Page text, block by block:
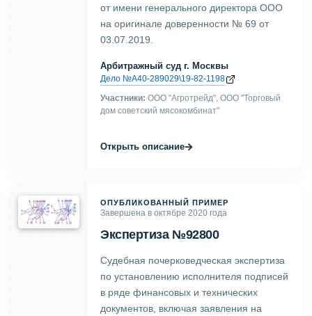
от имени генерального директора ООО
на оригинале доверенности № 69 от
03.07.2019.
Арбитражный суд г. Москвы
Дело №А40-289029\19-82-1198
Участники: ООО "Агротрейд", ООО "Торговый
дом советский мясокомбинат"
Открыть описание→
ОПУБЛИКОВАННЫЙ ПРИМЕР
Завершена в октябре 2020 года
Экспертиза №92800
Судебная почерковедческая экспертиза
по установлению исполнителя подписей
в ряде финансовых и технических
документов, включая заявления на